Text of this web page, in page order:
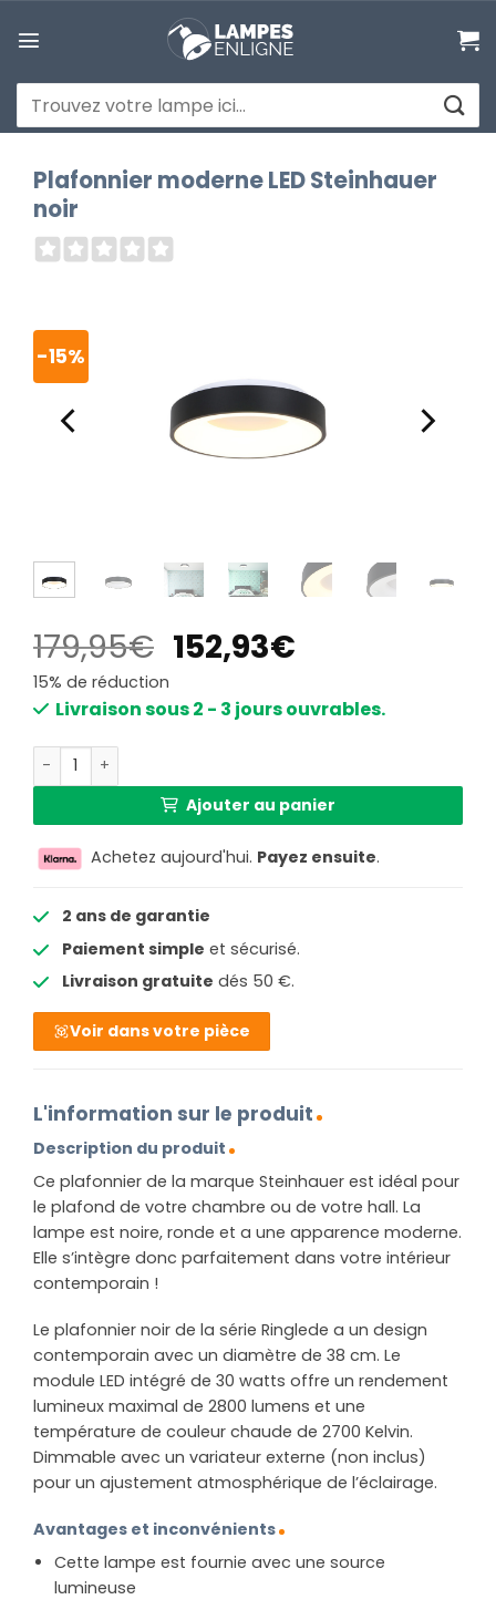
au
Recherche
pour :
Plafonnier moderne LED Steinhauer
noir
-15%
179,95€ Le
prix
initial
152,93€Le
actuel
15% de réduction
Livraison sous 2 - 3 jours ouvrables.
quantité de Plafonnier moderne LED Steinhauer noir
Ajouter au panier
Achetez aujourd'hui. Payez ensuite.
2 ans de garantie
Paiement simple et sécurisé.
Livraison gratuite dés 50 €.
Voir dans votre pièce
L'information sur le produit
Description du produit
Ce plafonnier de la marque Steinhauer est idéal pour
le plafond de votre chambre ou de votre hall. La
lampe est noire, ronde et a une apparence moderne.
Elle s’intègre donc parfaitement dans votre intérieur
contemporain !
Le plafonnier noir de la série Ringlede a un design
contemporain avec un diamètre de 38 cm. Le
module LED intégré de 30 watts offre un rendement
lumineux maximal de 2800 lumens et une
température de couleur chaude de 2700 Kelvin.
Dimmable avec un variateur externe (non inclus)
pour un ajustement atmosphérique de l’éclairage.
Avantages et inconvénients
Cette lampe est fournie avec une source
lumineuse